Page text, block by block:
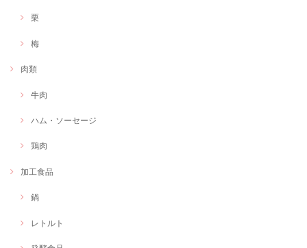
栗
梅
肉類
牛肉
ハム・ソーセージ
鶏肉
加工食品
鍋
レトルト